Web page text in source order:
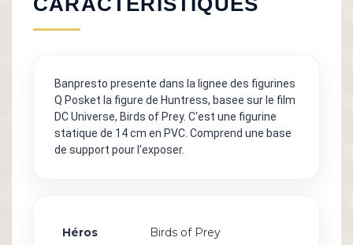
Banpresto presente dans la lignee des figurines
Q Posket la figure de Huntress, basee sur le film
DC Universe, Birds of Prey. C'est une figurine
statique de 14 cm en PVC. Comprend une base
de support pour l'exposer.
Héros Birds of Prey